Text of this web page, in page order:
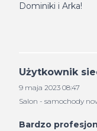
Dominiki i Arka!
Użytkownik
9 maja 2023 08:47
Salon - samochody
Bardzo